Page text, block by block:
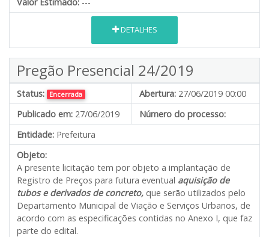
DETALHES
Pregão Presencial 24/2019
Status: Encerrada Abertura: 27/06/2019 00:00
Publicado em: 27/06/2019
Número do processo:
Entidade: Prefeitura
Objeto:
A presente licitação tem por objeto a implantação de
Registro de Preços para futura eventual aquisição de
tubos e derivados de concreto, que serão utilizados pelo
Departamento Municipal de Viação e Serviços Urbanos, de
acordo com as especificações contidas no Anexo I, que faz
parte do edital.